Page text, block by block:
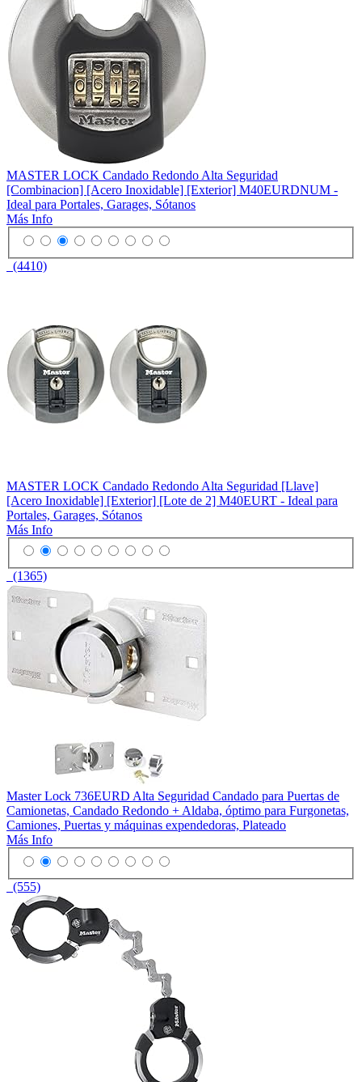
MASTER LOCK Candado Redondo Alta Seguridad
[Combinacion] [Acero Inoxidable] [Exterior] M40EURDNUM -
Ideal para Portales, Garages, Sótanos
Más Info
(4410)
MASTER LOCK Candado Redondo Alta Seguridad [Llave]
[Acero Inoxidable] [Exterior] [Lote de 2] M40EURT - Ideal para
Portales, Garages, Sótanos
Más Info
(1365)
Master Lock 736EURD Alta Seguridad Candado para Puertas de
Camionetas, Candado Redondo + Aldaba, óptimo para Furgonetas,
Camiones, Puertas y máquinas expendedoras, Plateado
Más Info
(555)